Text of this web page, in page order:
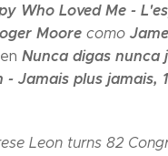
Who Loved Me -
Moore como
en Nunca digas nunca
- Jamais plus jamais,
Leon turns 82